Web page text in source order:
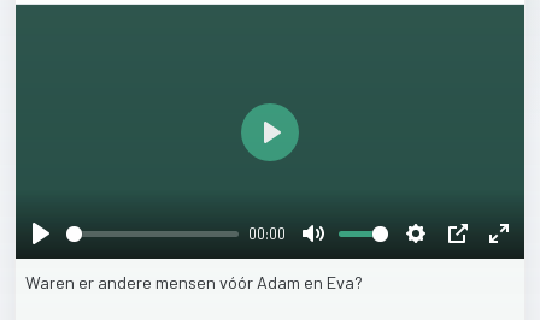
Play
00:00
Mute Settings
PIP
Enter
Play
Waren er andere mensen vóór Adam en Eva?